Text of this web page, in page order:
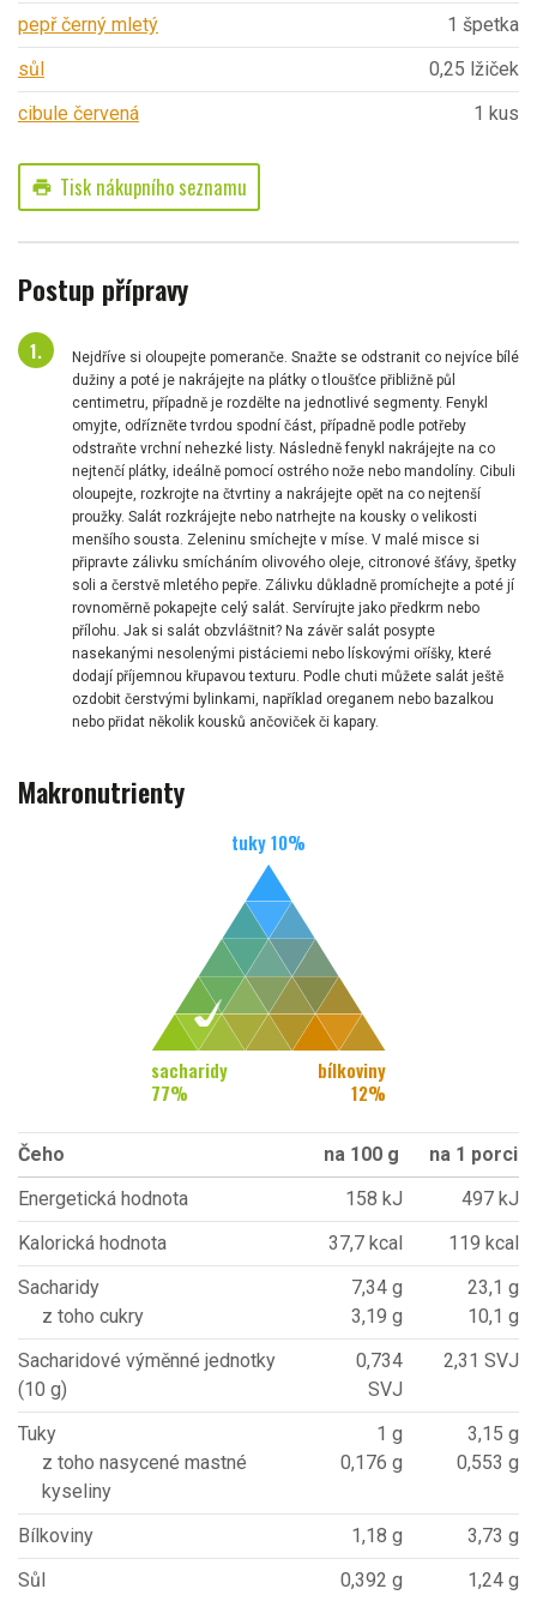
pepř černý mletý
1 špetka
sůl
0,25 lžiček
cibule červená
1 kus
print Tisk nákupního seznamu
Postup přípravy
Nejdříve si oloupejte pomeranče. Snažte se odstranit co nejvíce bílé
dužiny a poté je nakrájejte na plátky o tloušťce přibližně půl
centimetru, případně je rozdělte na jednotlivé segmenty. Fenykl
omyjte, odřízněte tvrdou spodní část, případně podle potřeby
odstraňte vrchní nehezké listy. Následně fenykl nakrájejte na co
nejtenčí plátky, ideálně pomocí ostrého nože nebo mandolíny. Cibuli
oloupejte, rozkrojte na čtvrtiny a nakrájejte opět na co nejtenší
proužky. Salát rozkrájejte nebo natrhejte na kousky o velikosti
menšího sousta. Zeleninu smíchejte v míse. V malé misce si
připravte zálivku smícháním olivového oleje, citronové šťávy, špetky
soli a čerstvě mletého pepře. Zálivku důkladně promíchejte a poté jí
rovnoměrně pokapejte celý salát. Servírujte jako předkrm nebo
přílohu. Jak si salát obzvláštnit? Na závěr salát posypte
nasekanými nesolenými pistáciemi nebo lískovými oříšky, které
dodají příjemnou křupavou texturu. Podle chuti můžete salát ještě
ozdobit čerstvými bylinkami, například oreganem nebo bazalkou
nebo přidat několik kousků ančoviček či kapary.
Makronutrienty
tuky10%
sacharidy
77%
bílkoviny
12%
Čeho na 100 g
na 1 porci
Energetická hodnota
158 kJ
497 kJ
Kalorická hodnota
37,7 kcal
119 kcal
Sacharidy
z toho cukry
7,34 g
3,19 g
23,1 g
10,1 g
Sacharidové výměnné jednotky
(10 g)
0,734
SVJ
2,31 SVJ
Tuky
z toho nasycené mastné
kyseliny
1 g
0,176 g
3,15 g
0,553 g
Bílkoviny 1,18 g
3,73 g
Sůl
0,392 g 1,24 g